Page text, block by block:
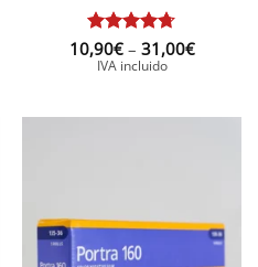
Puntuat
amb4.67
10,90€ – 31,00€Interval
IVA incluido